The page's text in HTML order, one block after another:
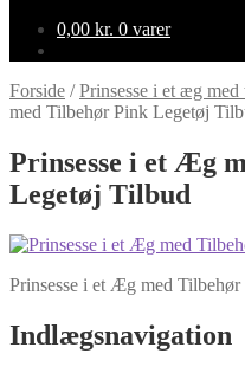
0,00 kr. 0 varer
Forside /Prinsesse i et æg
med Tilbehør Pink Legetøj
Prinsesse i et Æg
Legetøj Tilbud
Prinsesse i et Æg med
Indlægsnavigation